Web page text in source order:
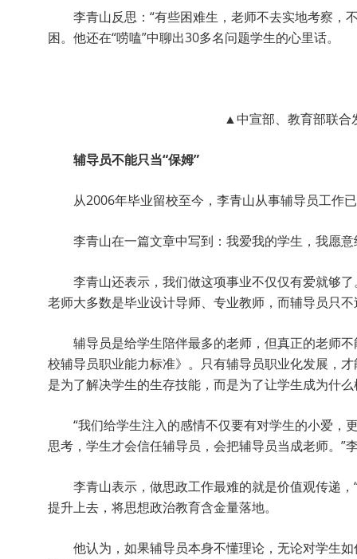
李青山反思：“有些困难生，老师不去实地考察，
困。他还在“唠嗑”中聊出30多名问题学生的心里话。
▲中宣部、教育部联合
辅导员不能只当“保姆”
从2006年毕业留校至今，李青山从事辅导员工作
李青山在一篇文章中写到：我爱我的学生，我愿
李青山还表示，我们做这项事业不仅仅有爱就够
老师大多数是毕业设计导师、专业教师，而辅导员只
辅导员是给学生陪伴最多的老师，但真正的老师
校辅导员职业能力标准》。只有辅导员职业化发展，
是为了解决学生的生存技能，而是为了让学生成为什
“我们给学生注入的感情不仅要有对学生的小爱，
思考，学生才会信任辅导员，会把辅导员当成老师。”
李青山表示，做思政工作最难的就是价值观传递
提升上去，将思想政治教育含金量落地。
他认为，如果辅导员本身不懂理论，无论对学生